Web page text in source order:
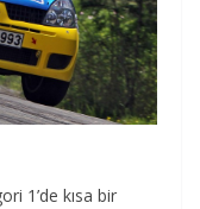
1’de kısa bir